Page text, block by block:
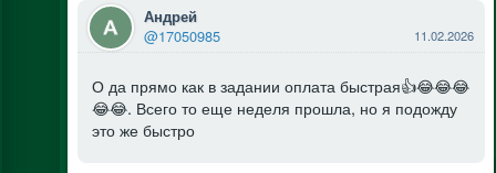
Андрей
@17050985 11.02.2026
О да прямо как в задании оплата быстрая👍😂😂😂
😂😂. Всего то еще неделя прошла, но я подожду
это же быстро